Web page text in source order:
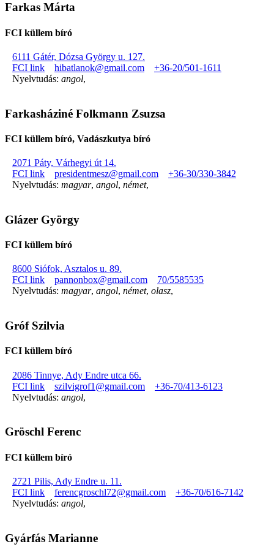
Farkas Márta
FCI küllem bíró
6111 Gátér, Dózsa György u. 127.
FCI link
hibatlanok@gmail.com
+36-20/501-1611
Nyelvtudás: angol,
Farkasháziné Folkmann Zsuzsa
FCI küllem bíró, Vadászkutya bíró
2071 Páty, Várhegyi út 14.
FCI link
presidentmesz@gmail.com
+36-30/330-3842
Nyelvtudás: magyar, angol, német,
Glázer György
FCI küllem bíró
8600 Siófok, Asztalos u. 89.
FCI link
pannonbox@gmail.com
70/5585535
Nyelvtudás: magyar, angol, német, olasz,
Gróf Szilvia
FCI küllem bíró
2086 Tinnye, Ady Endre utca 66.
FCI link
szilvigrof1@gmail.com
+36-70/413-6123
Nyelvtudás: angol,
Gröschl Ferenc
FCI küllem bíró
2721 Pilis, Ady Endre u. 11.
FCI link
ferencgroschl72@gmail.com
+36-70/616-7142
Nyelvtudás: angol,
Gyárfás Marianne